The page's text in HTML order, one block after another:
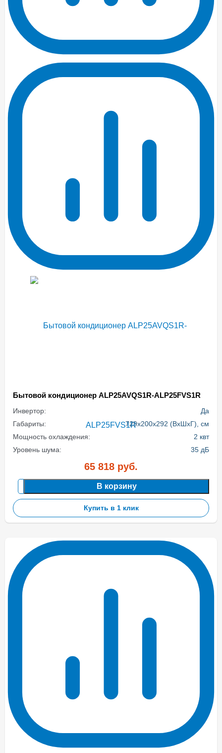
Бытовой кондиционер ALP25AVQS1R-ALP25FVS1R
Инвертор:
Да
Габариты:
729x200x292 (ВхШхГ), см
Мощность охлаждения:
2 квт
Уровень шума:
35 дБ
65 818 руб.
В корзину
Купить в 1 клик